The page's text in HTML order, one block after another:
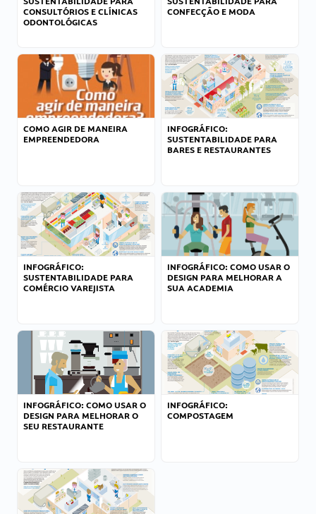
CONSULTÓRIOS E CLÍNICAS
ODONTOLÓGICAS
CONFECÇÃO E MODA
COMO AGIR DE MANEIRA
EMPREENDEDORA
INFOGRÁFICO:
SUSTENTABILIDADE PARA
BARES E RESTAURANTES
INFOGRÁFICO:
SUSTENTABILIDADE PARA
COMÉRCIO VAREJISTA
INFOGRÁFICO: COMO USAR O
DESIGN PARA MELHORAR A
SUA ACADEMIA
INFOGRÁFICO: COMO USAR O
DESIGN PARA MELHORAR O
SEU RESTAURANTE
INFOGRÁFICO:
COMPOSTAGEM